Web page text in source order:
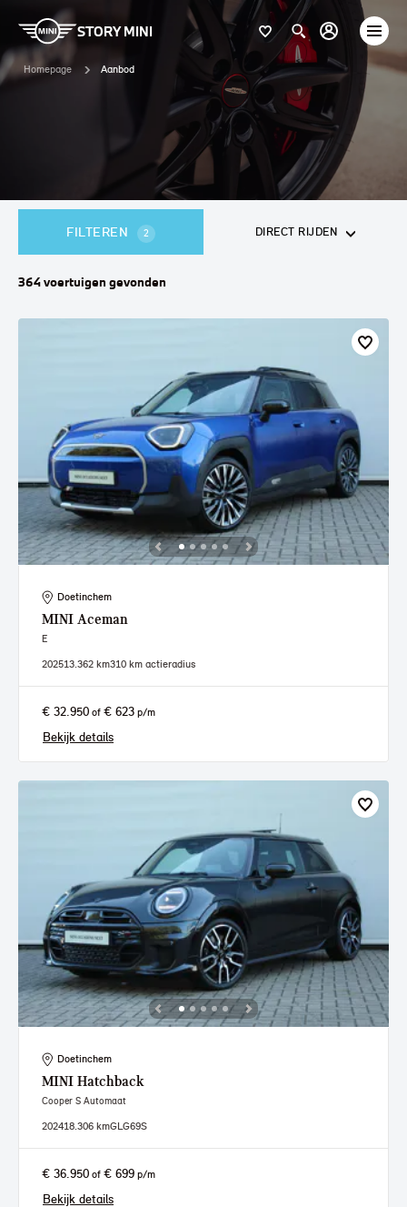
STORY MINI
Homepage Aanbod
FILTEREN 2 DIRECT RIJDEN
364voertuigen gevonden
Doetinchem
MINI Aceman
E
202513.362 km310 km actieradius
€ 32.950 of € 623 p/m
Bekijk details
Doetinchem
MINI Hatchback
Cooper S Automaat
202418.306 kmGLG69S
€ 36.950 of € 699 p/m
Bekijk details